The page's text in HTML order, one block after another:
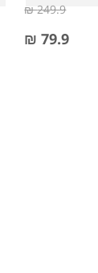
79.9 ₪
249.9 ₪